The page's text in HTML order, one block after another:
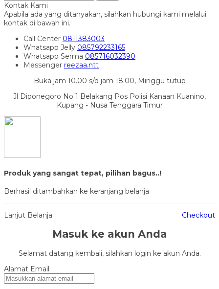
Kontak Kami
Apabila ada yang ditanyakan, silahkan hubungi kami melalui
kontak di bawah ini.
Call Center 0811383003
Whatsapp Jelly 085792233165
Whatsapp Serma 085716032390
Messenger reezaa.ntt
Buka jam 10.00 s/d jam 18.00, Minggu tutup
Jl Diponegoro No 1 Belakang Pos Polisi Kanaan Kuanino,
Kupang - Nusa Tenggara Timur
Produk yang sangat tepat, pilihan bagus..!
Berhasil ditambahkan ke keranjang belanja
Lanjut Belanja Checkout
Masuk ke akun Anda
Selamat datang kembali, silahkan login ke akun Anda.
Alamat Email